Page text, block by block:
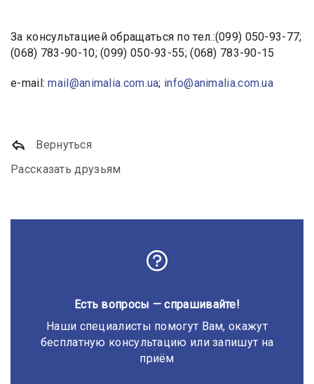
За консультацией обращаться по тел.:(099) 050-93-77;
(068) 783-90-10; (099) 050-93-55; (068) 783-90-15
e-mail:mail@animalia.com.ua; info@animalia.com.ua
Вернуться
Рассказать друзьям
Есть вопросы — спрашивайте!
Наши специалисты помогут Вам, окажут
бесплатную консультацию или запишут на
приём